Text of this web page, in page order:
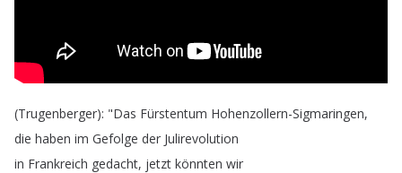
(Trugenberger): "Das Fürstentum Hohenzollern-Sigmaringen,
die haben im Gefolge der Julirevolution
in Frankreich gedacht, jetzt könnten wir